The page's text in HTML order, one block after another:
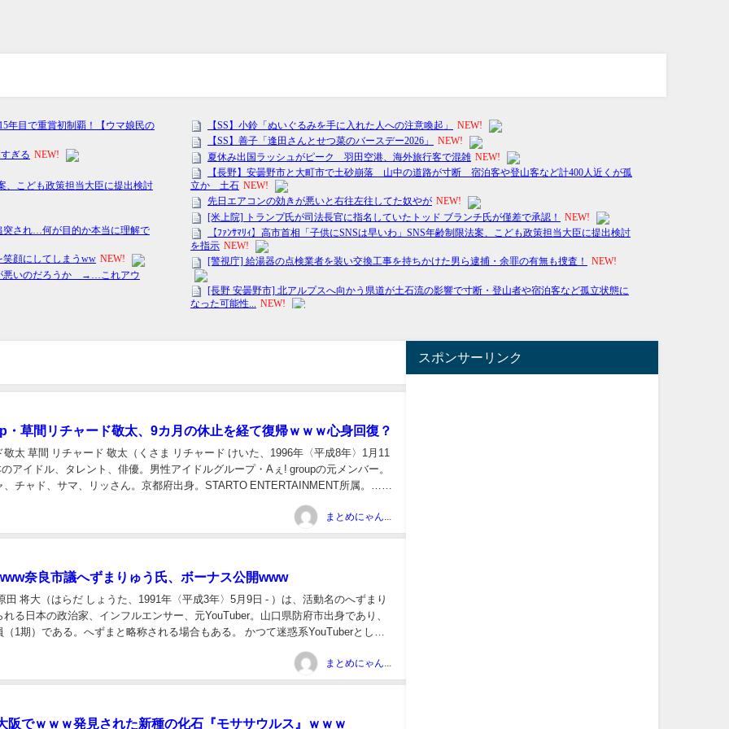
草間リチャード敬太、9カ月の休止を経て復帰ｗｗｗ心身回復？
敬太 草間 リチャード 敬太（くさま リチャード けいた、1996年〈平成8年〉1月11
アイドル、タレント、俳優。男性アイドルグループ・Aぇ! groupの元メンバー。
、チャド、サマ、リッさん。京都府出身。STARTO ENTERTAINMENT所属。…
奈良市議へずまりゅう氏、ボーナス公開www
田 将大（はらだ しょうた、1991年〈平成3年〉5月9日 - ）は、活動名のへずまり
る日本の政治家、インフルエンサー、元YouTuber。山口県防府市出身であり、
1期）である。へずまと略称される場合もある。 かつて迷惑系YouTuberとして
阪でｗｗｗ発見された新種の化石『モササウルス』ｗｗｗ
スポンサーリンク